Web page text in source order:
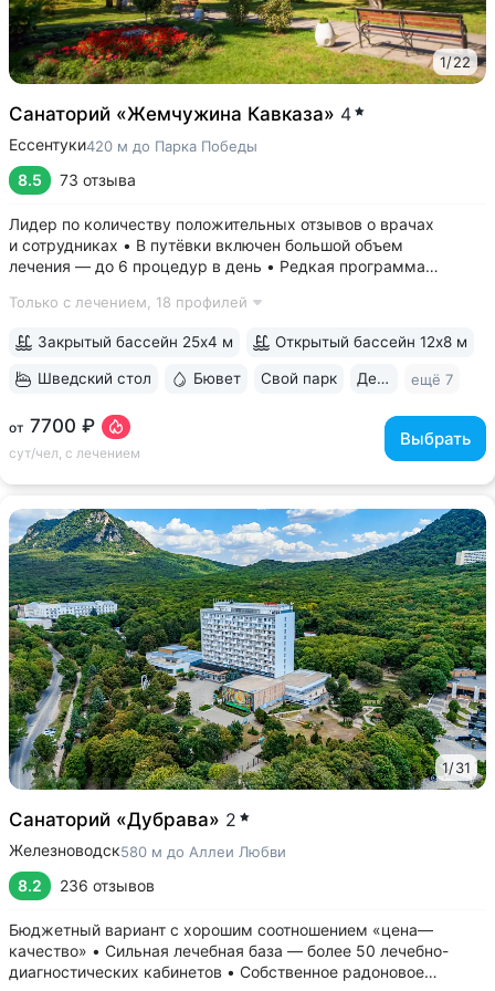
1/22
Санаторий «Жемчужина Кавказа» 4
Ессентуки420 м до Парка Победы
8.5 73 отзыва
Лидер по количеству положительных отзывов о врачах
и сотрудниках • В путёвки включен большой объем
лечения — до 6 процедур в день • Редкая программа
и эндокринолога, комплекс анализов и УЗИ, процедуры,
Только с лечением, 18 профилей
от 7700 ₽
сут/чел, с лечением
Выбрать
Закрытый бассейн 25х4 м Открытый бассейн 12х8 м
Шведский стол Бювет Свой парк Дети с 0 лет ещё 7
1/31
Санаторий «Дубрава» 2
Железноводск580 м до Аллеи Любви
8.2 236 отзывов
Бюджетный вариант с хорошим соотношением «цена—
качество» • Сильная лечебная база — более 50 лечебно-
диагностических кабинетов • Собственное радоновое